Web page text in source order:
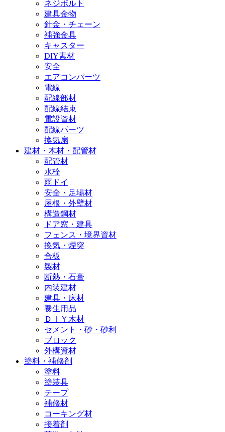
ネジボルト
建具金物
針金・チェーン
補強金具
キャスター
DIY素材
安全
エアコンパーツ
電線
配線部材
配線結束
電設資材
配線パーツ
換気扇
建材・木材・配管材
配管材
水栓
雨ドイ
安全・足場材
屋根・外壁材
構造鋼材
ドア窓・建具
フェンス・境界資材
換気・煙突
合板
製材
断熱・石膏
内装建材
建具・床材
養生用品
ＤＩＹ木材
セメント・砂・砂利
ブロック
外構資材
塗料・補修剤
塗料
塗装具
テープ
補修材
コーキング材
接着剤